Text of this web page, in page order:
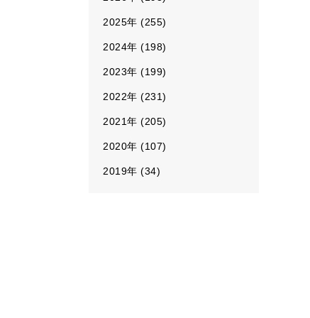
2025年 (255)
2024年 (198)
2023年 (199)
2022年 (231)
2021年 (205)
2020年 (107)
2019年 (34)